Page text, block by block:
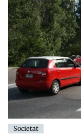
Societat